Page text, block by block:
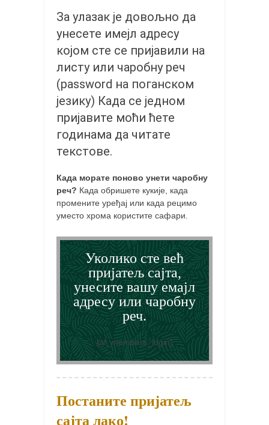
Окинава карате
најновије на блогу
моје белешке
историја каратеа
бубиши
карате
кихон
кушанку
пасаи
темашивари
нунчаку
бо
тонфа
саи
тимбеи рочин
тсунами дојо
програм
снимци наступа
галерија клуба
За улазак је довољно да
унесете имејл адресу
којом сте се пријавили на
листу или чаробну реч
(password на поганском
језику) Када се једном
пријавите моћи ћете
годинама да читате
текстове.
Када морате поново унети чаробну
реч? Када обришете кукије, када
промените уређај или када рецимо
уместо хрома користите сафари.
Уколико сте већ
пријатељ сајта,
унесите вашу емајл
адресу или чаробну
реч.
[af_members_login]
Постаните пријатељ
сајта лако!